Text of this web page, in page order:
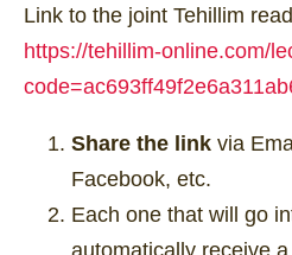
Link to the joint Tehillim
https://tehillim-online.com/
Share the link via
Facebook, etc.
Each one that will go
automatically receive a